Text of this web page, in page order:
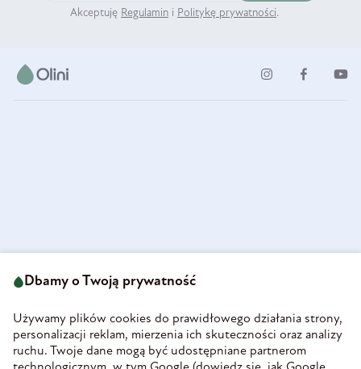
Akceptuję Regulamin i Politykę prywatności.
58-160 Świebodzice
REGON 890213034
INFORMACJE
Dbamy o Twoją prywatność
Używamy plików cookies do prawidłowego działania strony,
personalizacji reklam, mierzenia ich skuteczności oraz analizy
ruchu. Twoje dane mogą być udostępniane partnerom